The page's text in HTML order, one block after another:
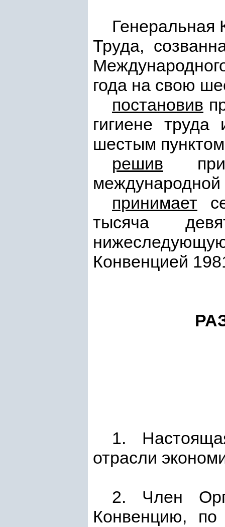
Труда,
года на свою
постановив
гигиене труда
шестым
решив
международной
принимает
тысяча
Конвенцией
1.
отрасли
2. Член
Конвенцию, по